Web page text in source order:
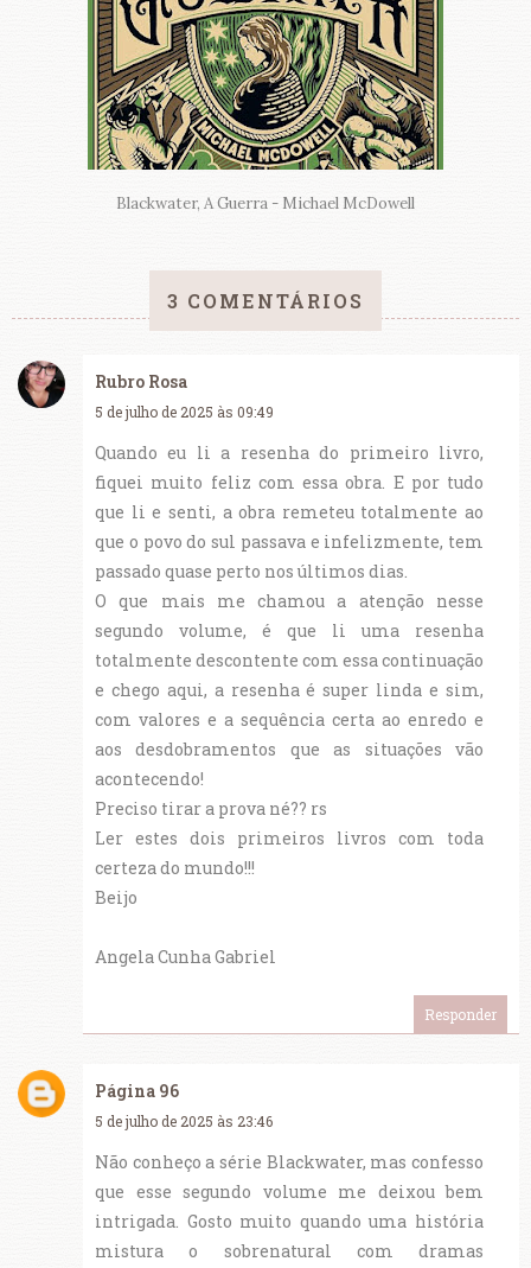
Blackwater, A Guerra - Michael McDowell
3 COMENTÁRIOS
Rubro Rosa
5 de julho de 2025 às 09:49
Quando eu li a resenha do primeiro livro,
fiquei muito feliz com essa obra. E por tudo
que li e senti, a obra remeteu totalmente ao
que o povo do sul passava e infelizmente, tem
passado quase perto nos últimos dias.
O que mais me chamou a atenção nesse
segundo volume, é que li uma resenha
totalmente descontente com essa continuação
e chego aqui, a resenha é super linda e sim,
com valores e a sequência certa ao enredo e
aos desdobramentos que as situações vão
acontecendo!
Preciso tirar a prova né?? rs
Ler estes dois primeiros livros com toda
certeza do mundo!!!
Beijo
Angela Cunha Gabriel
Responder
Página 96
5 de julho de 2025 às 23:46
Não conheço a série Blackwater, mas confesso
que esse segundo volume me deixou bem
intrigada. Gosto muito quando uma história
mistura o sobrenatural com dramas